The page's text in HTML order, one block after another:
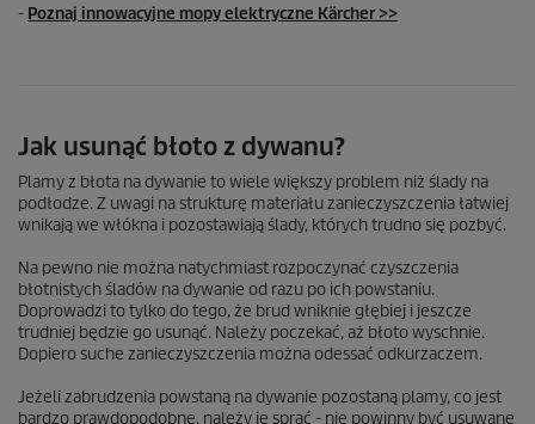
- Poznaj innowacyjne mopy elektryczne Kärcher >>
Jak usunąć błoto z dywanu?
Plamy z błota na dywanie to wiele większy problem niż ślady na
podłodze. Z uwagi na strukturę materiału zanieczyszczenia łatwiej
wnikają we włókna i pozostawiają ślady, których trudno się pozbyć.
Na pewno nie można natychmiast rozpoczynać czyszczenia
błotnistych śladów na dywanie od razu po ich powstaniu.
Doprowadzi to tylko do tego, że brud wniknie głębiej i jeszcze
trudniej będzie go usunąć. Należy poczekać, aż błoto wyschnie.
Dopiero suche zanieczyszczenia można odessać odkurzaczem.
Jeżeli zabrudzenia powstaną na dywanie pozostaną plamy, co jest
bardzo prawdopodobne, należy je sprać - nie powinny być usuwane